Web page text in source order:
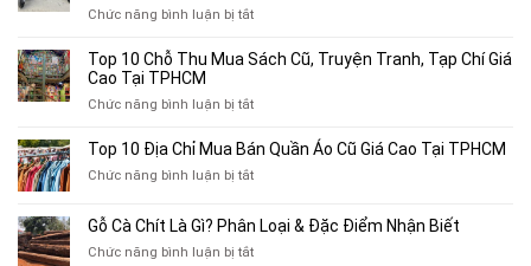
Chức năng bình luận bị tắtở
4
Chuyên
Bán
Xe
Cũ,
Xe
Top 10 Chỗ Thu Mua Sách Cũ, Truyện Tranh, Tạp Chí Giá
Cao Tại TPHCM
Chức năng bình luận bị tắtở
10
Thu
Sách
Top 10 Địa Chỉ Mua Bán Quần Áo Cũ Giá Cao Tại TPHCM
Chức năng bình luận bị tắtở
Địa
Chỉ
Gỗ Cà Chít Là Gì? Phân Loại & Đặc Điểm Nhận Biết
Chức năng bình luận bị tắtở